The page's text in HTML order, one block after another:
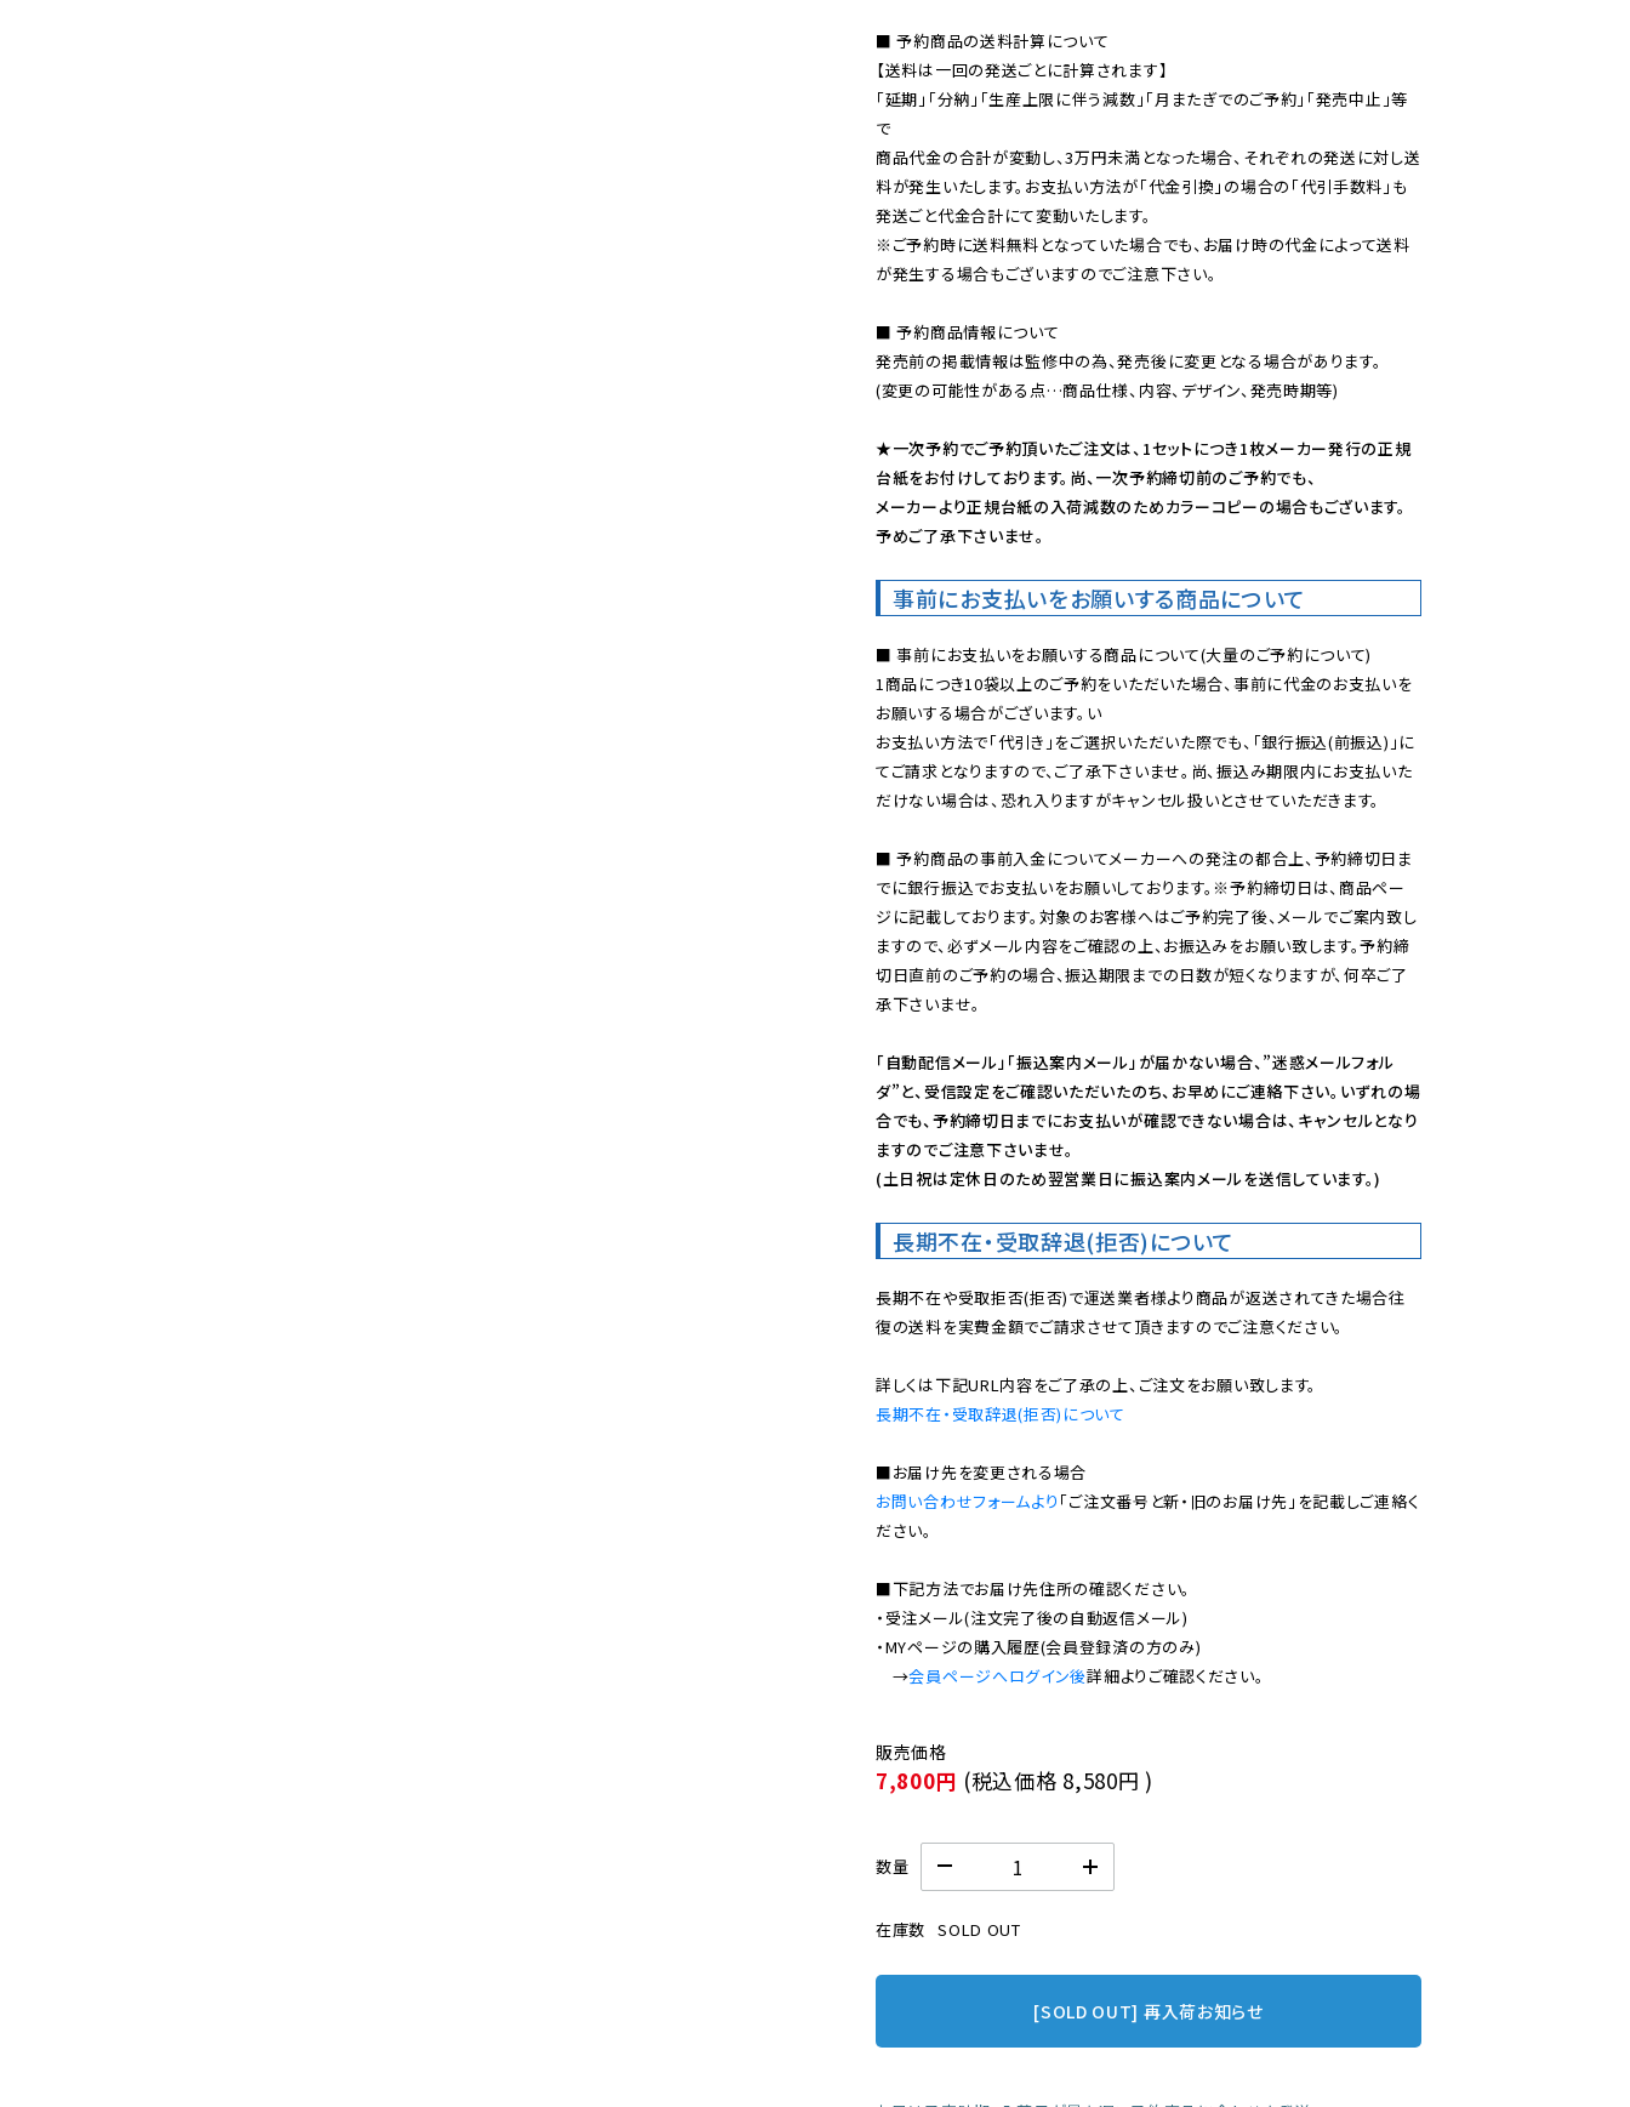
■ 予約商品の送料計算について
【送料は一回の発送ごとに計算されます】
「延期」「分納」「生産上限に伴う減数」「月またぎでのご予約」「発売中止」等
で
商品代金の合計が変動し、3万円未満となった場合、それぞれの発送に対し送
料が発生いたします。お支払い方法が「代金引換」の場合の「代引手数料」も
※ご予約時に送料無料となっていた場合でも、お届け時の代金によって送料
が発生する場合もございますのでご注意下さい。
■ 予約商品情報について
発売前の掲載情報は監修中の為、発売後に変更となる場合があります。
(変更の可能性がある点…商品仕様、内容、デザイン、発売時期等)
★一次予約でご予約頂いたご注文は、1セットにつき1枚メーカー発行の正規
台紙をお付けしております。尚、一次予約締切前のご予約でも、
メーカーより正規台紙の入荷減数のためカラーコピーの場合もございます。
予めご了承下さいませ。
事前にお支払いをお願いする商品について
■ 事前にお支払いをお願いする商品について(大量のご予約について)
1商品につき10袋以上のご予約をいただいた場合、事前に代金のお支払いを
お願いする場合がございます。い
お支払い方法で「代引き」をご選択いただいた際でも、「銀行振込(前振込)」に
てご請求となりますので、ご了承下さいませ。尚、振込み期限内にお支払いた
だけない場合は、恐れ入りますがキャンセル扱いとさせていただきます。
■ 予約商品の事前入金についてメーカーへの発注の都合上、予約締切日ま
でに銀行振込でお支払いをお願いしております。※予約締切日は、商品ペー
ジに記載しております。対象のお客様へはご予約完了後、メールでご案内致し
ますので、必ずメール内容をご確認の上、お振込みをお願い致します。予約締
切日直前のご予約の場合、振込期限までの日数が短くなりますが、何卒ご了
承下さいませ。
「自動配信メール」「振込案内メール」が届かない場合、”迷惑メールフォル
ダ”と、受信設定をご確認いただいたのち、お早めにご連絡下さい。いずれの場
合でも、予約締切日までにお支払いが確認できない場合は、キャンセルとなり
ますのでご注意下さいませ。
(土日祝は定休日のため翌営業日に振込案内メールを送信しています。)
長期不在・受取辞退(拒否)について
長期不在や受取拒否(拒否)で運送業者様より商品が返送されてきた場合往
復の送料を実費金額でご請求させて頂きますのでご注意ください。
長期不在・受取辞退(拒否)について
お問い合わせフォームより 「ご注文番号と新・旧のお届け先」を記載しご連絡く
ださい。
■下記方法でお届け先住所の確認ください。
・受注メール(注文完了後の自動返信メール)
・MYページの購入履歴(会員登録済の方のみ)
→会員ページへログイン後
7,800円 (税込価格 8,580円 )
数量
在庫数 SOLD OUT
[SOLD OUT] 再入荷お知らせ